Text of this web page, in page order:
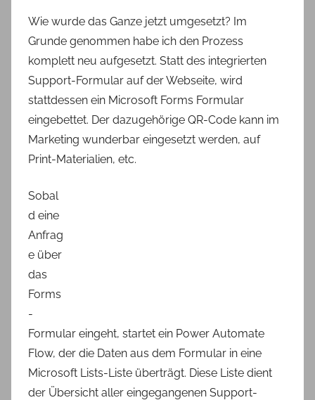
Wie wurde das Ganze jetzt umgesetzt? Im
Grunde genommen habe ich den Prozess
komplett neu aufgesetzt. Statt des integrierten
Support-Formular auf der Webseite, wird
stattdessen ein Microsoft Forms Formular
eingebettet. Der dazugehörige QR-Code kann im
Marketing wunderbar eingesetzt werden, auf
Print-Materialien, etc.
Sobal
d eine
Anfrag
e über
das
Forms
-
Formular eingeht, startet ein Power Automate
Flow, der die Daten aus dem Formular in eine
Microsoft Lists-Liste überträgt. Diese Liste dient
der Übersicht aller eingegangenen Support-